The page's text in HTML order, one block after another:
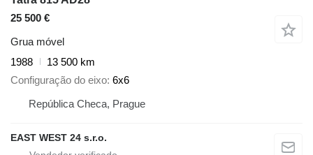
25 500 €
Grua móvel
1988
13 500 km
Configuração do eixo 6x6
República Checa, Prague
EAST WEST 24 s.r.o.